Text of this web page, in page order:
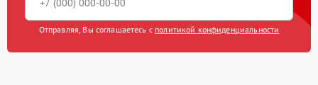
Отправляя, Вы соглашаетесь с политикой конфиденциальности